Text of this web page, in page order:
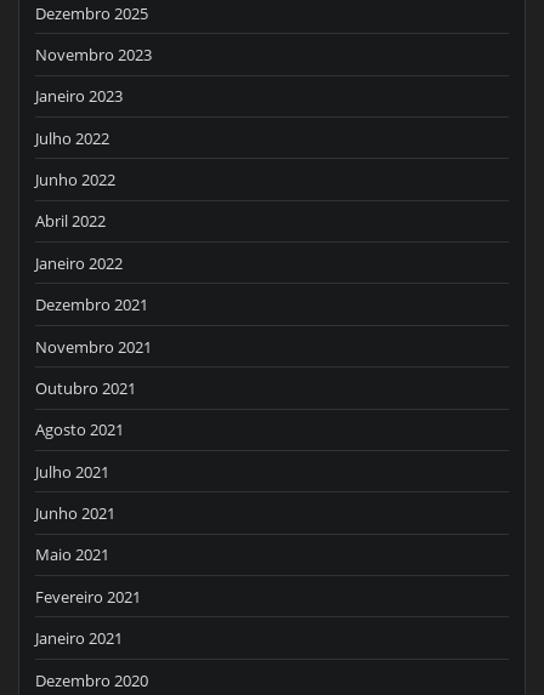
Dezembro 2025
Novembro 2023
Janeiro 2023
Julho 2022
Junho 2022
Abril 2022
Janeiro 2022
Dezembro 2021
Novembro 2021
Outubro 2021
Agosto 2021
Julho 2021
Junho 2021
Maio 2021
Fevereiro 2021
Janeiro 2021
Dezembro 2020